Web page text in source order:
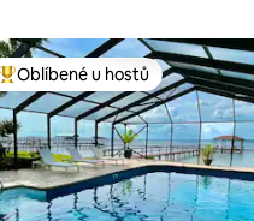
Nejlepší v kategorii Oblíbené u
Oblíbené u hostů